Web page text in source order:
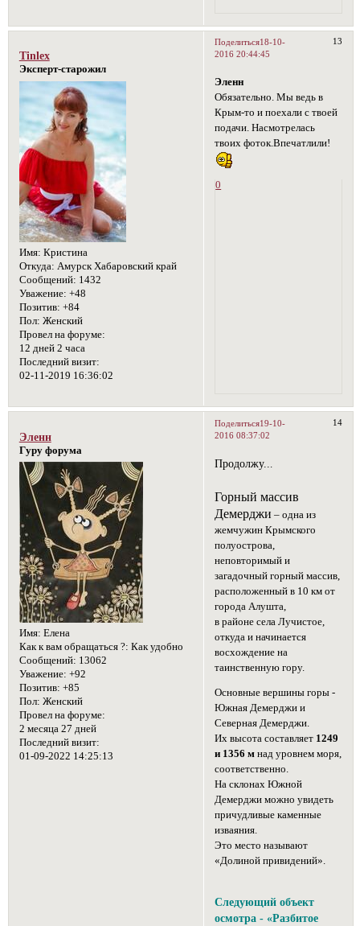
Поделиться 13
18-10-
2016 20:44:45
Tinlex
Эксперт-старожил
Имя: Кристина
Откуда: Амурск Хабаровский край
Сообщений: 1432
Уважение: +48
Позитив: +84
Пол: Женский
Провел на форуме:
12 дней 2 часа
Последний визит:
02-11-2019 16:36:02
Эленн
Обязательно. Мы ведь в
Крым-то и поехали с твоей
подачи. Насмотрелась
твоих фоток.Впечатлили!
0
Поделиться 14
19-10-
2016 08:37:02
Эленн
Гуру форума
Имя: Елена
Как к вам обращаться ?: Как удобно
Сообщений: 13062
Уважение: +92
Позитив: +85
Пол: Женский
Провел на форуме:
2 месяца 27 дней
Последний визит:
01-09-2022 14:25:13
Продолжу..
Горный массив
Демерджи – одна из
жемчужин Крымского
полуострова,
неповторимый и
загадочный горный массив,
расположенный в 10 км от
города Алушта,
в районе села Лучистое,
откуда и начинается
восхождение на
таинственную гору.
Основные вершины горы -
Южная Демерджи и
Северная Демерджи.
Их высота составляет 1249
и 1356 мнад уровнем моря,
соответственно.
На склонах Южной
Демерджи можно увидеть
причудливые каменные
изваяния.
Это место называют
«Долиной привидений».
Следующий объект
осмотра - «Разбитое